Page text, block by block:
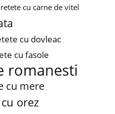
retete cu carne de vitel
cu dovleac
cu fasole
romanesti
cu mere
orez